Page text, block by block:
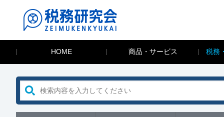
HOME 商品・サービス 税務